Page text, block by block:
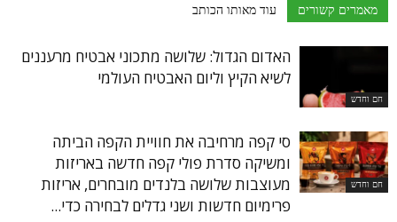
מאמרים קשורים עוד מאותו הכותב
חם וחדש
האדום הגדול: שלושה מתכוני אבטיח מרעננים
לשיא הקיץ וליום האבטיח העולמי
חם וחדש
סי קפה מרחיבה את חוויית הקפה הביתה
ומשיקה סדרת פולי קפה חדשה באריזות
מעוצבות שלושה בלנדים מובחרים, אריזות
פרימיום חדשות ושני גדלים לבחירה כדי...